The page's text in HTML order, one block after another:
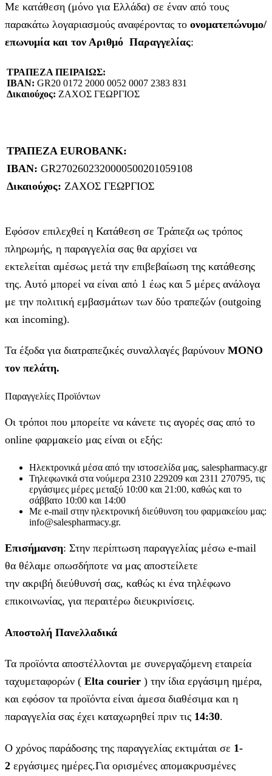
Με κατάθεση (μόνο για Ελλάδα) σε έναν από τους
παρακάτω λογαριασμούς αναφέροντας το ονοματεπώνυμο/
επωνυμία και τον Αριθμό Παραγγελίας:
ΤΡΑΠΕΖΑ ΠΕΙΡΑΙΩΣ:
IBAN: GR20 0172 2000 0052 0007 2383 831
Δικαιούχος: ΖΑΧΟΣ ΓΕΩΡΓΙΟΣ
ΤΡΑΠΕΖΑ EUROBANK:
IBAN: GR2702602320000500201059108
Δικαιούχος: ΖΑΧΟΣ ΓΕΩΡΓΙΟΣ
Εφόσον επιλεχθεί η Κατάθεση σε Τράπεζα ως τρόπος
πληρωμής, η παραγγελία σας θα αρχίσει να
εκτελείται αμέσως μετά την επιβεβαίωση της κατάθεσης
της. Αυτό μπορεί να είναι από 1 έως και 5 μέρες ανάλογα
με την πολιτική εμβασμάτων των δύο τραπεζών (outgoing
και incoming).
Τα έξοδα για διατραπεζικές συναλλαγές βαρύνουν MONO
τον πελάτη.
Παραγγελίες Προϊόντων
Οι τρόποι που μπορείτε να κάνετε τις αγορές σας από το
online φαρμακείο μας είναι οι εξής:
Ηλεκτρονικά μέσα από την ιστοσελίδα μας, salespharmacy.gr
Τηλεφωνικά στα νούμερα 2310 229209 και 2311 270795, τις
εργάσιμες μέρες μεταξύ 10:00 και 21:00, καθώς και το
σάββατο 10:00 και 14:00
Με e-mail στην ηλεκτρονική διεύθυνση του φαρμακείου μας:
info@salespharmacy.gr.
Επισήμανση: Στην περίπτωση παραγγελίας μέσω e-mail
θα θέλαμε οπωσδήποτε να μας αποστείλετε
την ακριβή διεύθυνσή σας, καθώς κι ένα τηλέφωνο
επικοινωνίας, για περαιτέρω διευκρινίσεις.
Αποστολή Πανελλαδικά
Τα προϊόντα αποστέλλονται με συνεργαζόμενη εταιρεία
ταχυμεταφορών ( Elta courier ) την ίδια εργάσιμη ημέρα,
και εφόσον τα προϊόντα είναι άμεσα διαθέσιμα και η
παραγγελία σας έχει καταχωρηθεί πριν τις 14:30.
Ο χρόνος παράδοσης της παραγγελίας εκτιμάται σε 1-
2 εργάσιμες ημέρες.Για ορισμένες απομακρυσμένες